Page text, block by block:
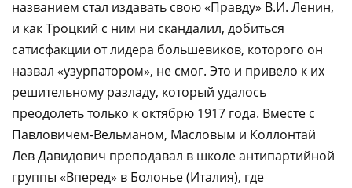
названием стал издавать свою «Правду» В.И. Ленин,
и как Троцкий с ним ни скандалил, добиться
сатисфакции от лидера большевиков, которого он
назвал «узурпатором», не смог. Это и привело к их
решительному разладу, который удалось
преодолеть только к октябрю 1917 года. Вместе с
Павловичем-Вельманом, Масловым и Коллонтай
Лев Давидович преподавал в школе антипартийной
группы «Вперед» в Болонье (Италия), где